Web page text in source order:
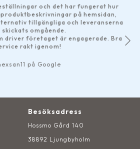
och det har fungerat hur
på hemsidan,
tillgängliga och leveranserna
skickats omgående.
driver företaget är engagerade. Bra
rakt igenom!
på Google
Besöksadress
Hossmo Gård 140
38892 Ljungbyholm